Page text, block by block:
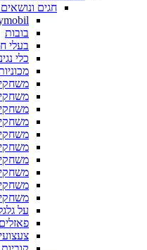
חגים
בובות
בעלי
כלי
משחקי
על